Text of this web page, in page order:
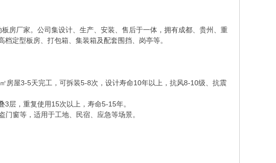
房厂家。公司集设计、生产、安装、售后于一体，拥有成都、贵州、重
定型板房、打包箱、集装箱及配套围挡、岗亭等。
房屋3-5天完工，可拆装5-8次，设计寿命10年以上，抗风8-10级、抗震
层，重复使用15次以上，寿命5-15年。
窗等，适用于工地、民宿、应急等场景。